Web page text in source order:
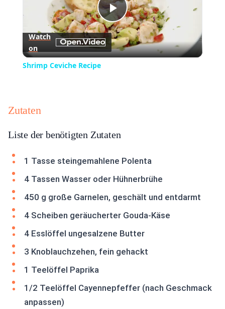
Play
Video
Watch
on
Shrimp Ceviche Recipe
Zutaten
Liste der benötigten Zutaten
1 Tasse steingemahlene Polenta
4 Tassen Wasser oder Hühnerbrühe
450 g große Garnelen, geschält und entdarmt
4 Scheiben geräucherter Gouda-Käse
4 Esslöffel ungesalzene Butter
3 Knoblauchzehen, fein gehackt
1 Teelöffel Paprika
1/2 Teelöffel Cayennepfeffer (nach Geschmack
anpassen)